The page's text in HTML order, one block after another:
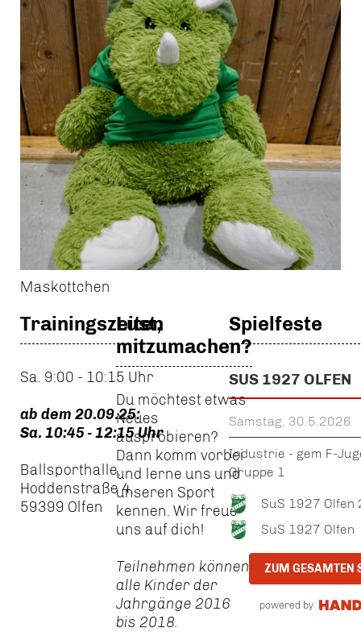
Maskottchen
Trainingszeiten
Sa. 9:00 - 10:15 Uhr
ab dem 20.09.25:
Sa. 10:45 - 12:15 Uhr
Ballsporthalle,
Hoddenstraße 4,
59399 Olfen
Lust,
mitzumachen?
Du möchtest etwas
Neues
ausprobieren?
Dann komm vorbei
und lerne uns und
unseren Sport
kennen. Wir freue
uns auf dich!
Teilnehmen können
alle Kinder der
Jahrgänge 2016
bis 2018.
Spielfeste
SUS 1927 OLFEN
Samstag, 30.5.2026
Industrie - gem F-
Gruppe 1
SuS 1927 Olfen
SuS 1927 Olfen
ZUM GESAMTEN
powered by